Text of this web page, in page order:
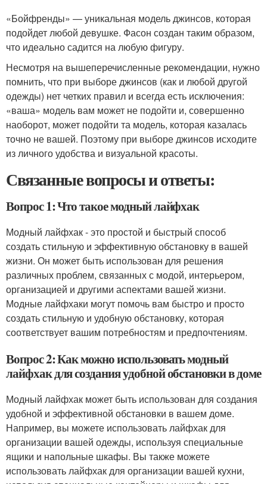
«Бойфренды» — уникальная модель джинсов, которая
подойдет любой девушке. Фасон создан таким образом,
что идеально садится на любую фигуру.
Несмотря на вышеперечисленные рекомендации, нужно
помнить, что при выборе джинсов (как и любой другой
одежды) нет четких правил и всегда есть исключения:
«ваша» модель вам может не подойти и, совершенно
наоборот, может подойти та модель, которая казалась
точно не вашей. Поэтому при выборе джинсов исходите
из личного удобства и визуальной красоты.
Связанные вопросы и ответы:
Вопрос 1: Что такое модный лайфхак
Модный лайфхак - это простой и быстрый способ
создать стильную и эффективную обстановку в вашей
жизни. Он может быть использован для решения
различных проблем, связанных с модой, интерьером,
организацией и другими аспектами вашей жизни.
Модные лайфхаки могут помочь вам быстро и просто
создать стильную и удобную обстановку, которая
соответствует вашим потребностям и предпочтениям.
Вопрос 2: Как можно использовать модный
лайфхак для создания удобной обстановки в доме
Модный лайфхак может быть использован для создания
удобной и эффективной обстановки в вашем доме.
Например, вы можете использовать лайфхак для
организации вашей одежды, используя специальные
ящики и напольные шкафы. Вы также можете
использовать лайфхак для организации вашей кухни,